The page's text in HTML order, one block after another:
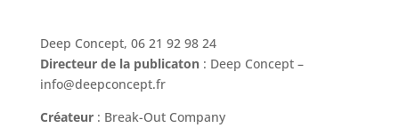
Deep Concept, 06 21 92 98 24
Directeur de la publicaton : Deep Concept –
info@deepconcept.fr
Créateur : Break-Out Company